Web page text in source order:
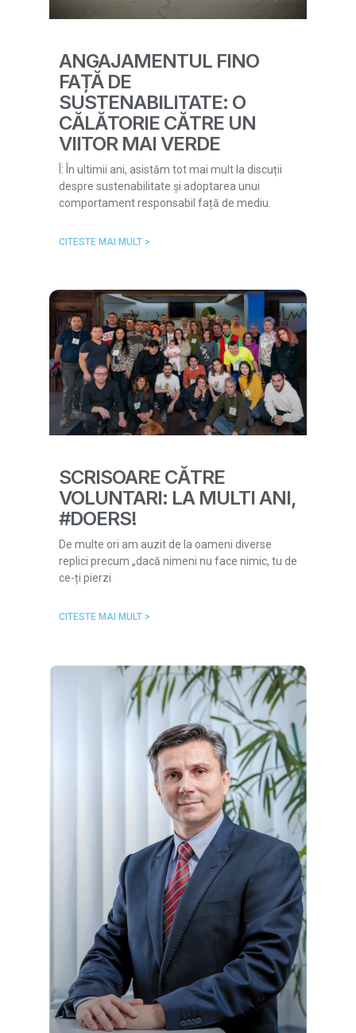
ANGAJAMENTUL FINO
FAȚĂ DE
SUSTENABILITATE: O
CĂLĂTORIE CĂTRE UN
VIITOR MAI VERDE
Î: În ultimii ani, asistăm tot mai mult la discuții
despre sustenabilitate și adoptarea unui
comportament responsabil față de mediu.
CITESTE MAI MULT >
SCRISOARE CĂTRE
VOLUNTARI: LA MULTI ANI,
#DOERS!
De multe ori am auzit de la oameni diverse
replici precum „dacă nimeni nu face nimic, tu de
ce-ți pierzi
CITESTE MAI MULT >